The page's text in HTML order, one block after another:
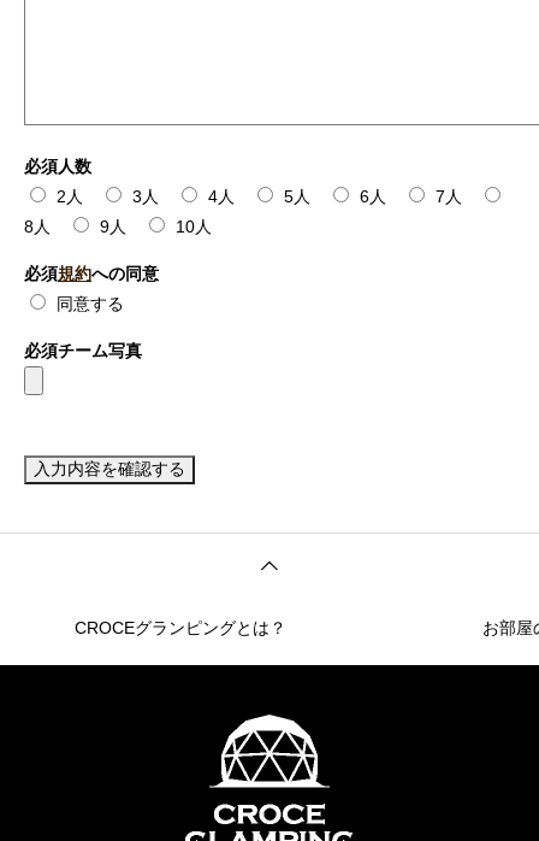
必須人数
2人
3人 4人 5人 6人
7人
8人
9人 10人
必須規約への同意
同意する
必須チーム写真
入力内容を確認する
CROCEグランピングとは？ お部屋